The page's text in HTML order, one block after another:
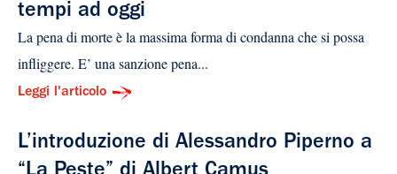
tempi ad oggi
La pena di morte è la massima forma di condanna che si possa
infliggere. E’ una sanzione pena...
Leggi l'articolo
L’introduzione di Alessandro Piperno a